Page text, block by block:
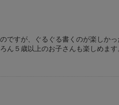
すが、ぐるぐる書くのが楽しか
ん５歳以上のお子さんも楽しめます